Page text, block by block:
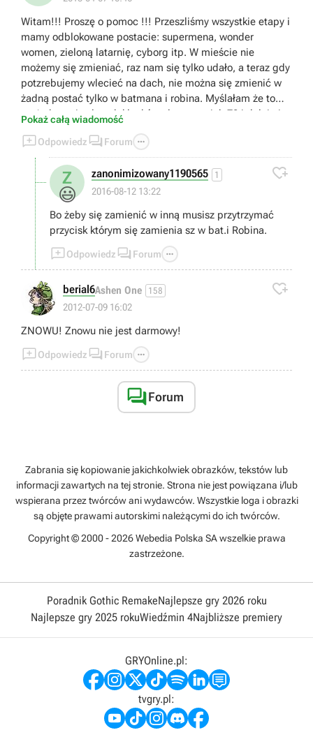
Witam!!! Proszę o pomoc !!! Przeszliśmy wszystkie etapy i
mamy odblokowane postacie: supermena, wonder
women, zieloną latarnię, cyborg itp. W mieście nie
możemy się zmieniać, raz nam się tylko udało, a teraz gdy
potzrebujemy wlecieć na dach, nie można się zmienić w
żadną postać tylko w batmana i robina. Myślałam że to
może kwestia złotych klocków ale mamy ich 70 i dalej nic.
POMOCY !!!!
Pokaż całą wiadomość
Odpowiedz  Forum 
Z
😃
zanonimizowany1190565 1
2016-08-12 13:22

Bo żeby się zamienić w inną musisz przytrzymać
przycisk którym się zamienia sz w bat.i Robina.
Odpowiedz  Forum 
berial6Ashen One 158
2012-07-09 16:02

ZNOWU! Znowu nie jest darmowy!
Odpowiedz  Forum 
Forum
Zabrania się kopiowanie jakichkolwiek obrazków, tekstów lub
informacji zawartych na tej stronie. Strona nie jest powiązana i/lub
wspierana przez twórców ani wydawców. Wszystkie loga i obrazki
są objęte prawami autorskimi należącymi do ich twórców.
Copyright © 2000 - 2026 Webedia Polska SA wszelkie prawa
zastrzeżone.
Poradnik Gothic RemakeNajlepsze gry 2026 roku
Najlepsze gry 2025 rokuWiedźmin 4Najbliższe premiery
GRYOnline.pl:
tvgry.pl: